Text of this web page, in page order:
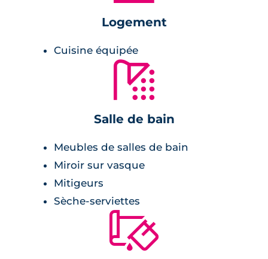
munis de volets roulants électriques.
L’alimentation en chauffage et eau chaude est
assurée par chaudière à gaz individuelle et
panneaux photovoltaïques.
La résidence équipée de garages et de places
sécurisée par visiophone de type Intratone
pour ouvrir le portail .
Logement
Cuisine équipée
🚿
Salle de bain
Meubles de salles de bain
Miroir sur vasque
Mitigeurs
Sèche-serviettes
🔨